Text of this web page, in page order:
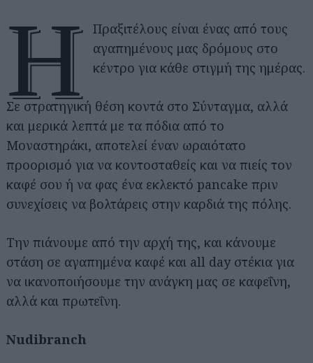
Η
Πραξιτέλους είναι ένας από τους
αγαπημένους μας δρόμους στο
κέντρο για κάθε στιγμή της ημέρας.
Σε στρατηγική θέση κοντά στο Σύνταγμα, αλλά
και μερικά λεπτά με τα πόδια από το
Μοναστηράκι, αποτελεί έναν ωραιότατο
προορισμό για να κοντοσταθείς και να πιείς τον
καφέ σου ή να φας ένα εκλεκτό pancake πριν
συνεχίσεις να βολτάρεις στην καρδιά της πόλης.
Την πιάνουμε από την αρχή της, και κάνουμε
στάση σε αγαπημένα καφέ και all day στέκια για
να ικανοποιήσουμε την ανάγκη μας σε καφεΐνη,
αλλά και πρωτεΐνη.
Nudibranch